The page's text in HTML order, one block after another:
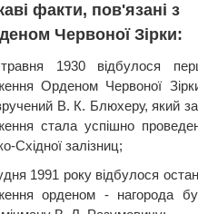
факти, пов'язані з
Червоної Зірки:
1930 відбулося
Орденом Червоної
В. К. Блюхеру, який
стала успішно
Східної залізниц;
1991 року відбулося
орденом - нагорода